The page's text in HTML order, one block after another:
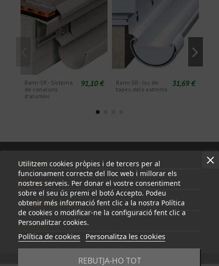
Barin-SR - Sistema
de canalons
d'alumini
91,10 €
Barin-SR - Joc de
tapes dels extrems
31,69 €
Utilitzem cookies pròpies i de tercers per al
funcionament correcte del lloc web i millorar els
nostres serveis. Per donar el vostre consentiment
sobre el seu ús premi el botó Accepto. Podeu
obtenir més informació fent clic a la nostra Política
de cookies o modificar-ne la configuració fent clic a
Personalitzar cookies.
Política de cookies Personalitza les cookies
REBUTJA-HO TOT
Informació
El meu compte
Contacta amb nosaltres
Follow us